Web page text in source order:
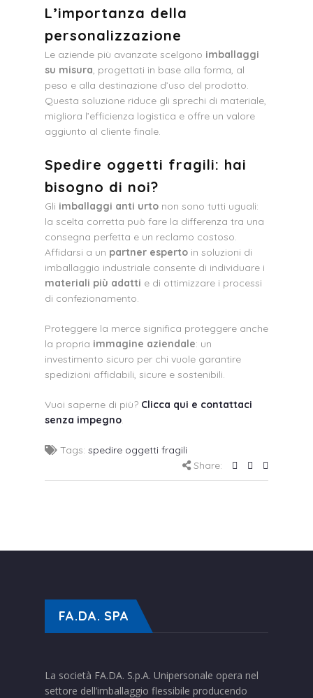
L’importanza della
personalizzazione
Le aziende più avanzate scelgono imballaggi
su misura, progettati in base alla forma, al
peso e alla destinazione d’uso del prodotto.
Questa soluzione riduce gli sprechi di materiale,
migliora l’efficienza logistica e offre un valore
aggiunto al cliente finale.
Spedire oggetti fragili: hai
bisogno di noi?
Gli imballaggi anti urto non sono tutti uguali:
la scelta corretta può fare la differenza tra una
consegna perfetta e un reclamo costoso.
Affidarsi a un partner esperto in soluzioni di
imballaggio industriale consente di individuare i
materiali più adatti e di ottimizzare i processi
di confezionamento.
Proteggere la merce significa proteggere anche
la propria immagine aziendale: un
investimento sicuro per chi vuole garantire
spedizioni affidabili, sicure e sostenibili.
Vuoi saperne di più? Clicca qui e contattaci
senza impegno.
Tags: spedire oggetti fragili
Share:
FA.DA. SPA
La società FA.DA. S.p.A. Unipersonale opera nel
settore dell’imballaggio flessibile producendo